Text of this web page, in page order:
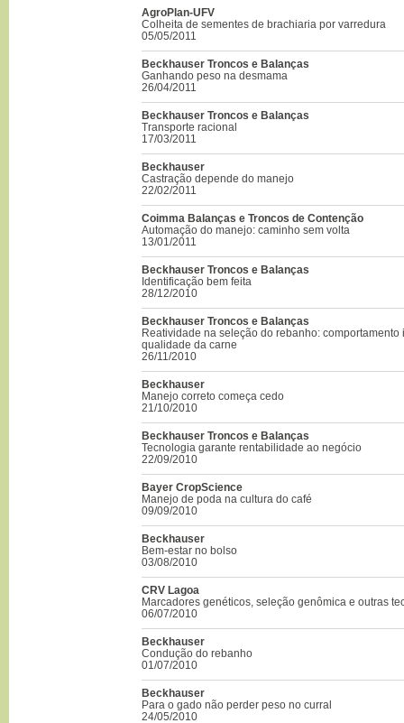
AgroPlan-UFV
Colheita de sementes de brachiaria por varredura
05/05/2011
Beckhauser Troncos e Balanças
Ganhando peso na desmama
26/04/2011
Beckhauser Troncos e Balanças
Transporte racional
17/03/2011
Beckhauser
Castração depende do manejo
22/02/2011
Coimma Balanças e Troncos de Contenção
Automação do manejo: caminho sem volta
13/01/2011
Beckhauser Troncos e Balanças
Identificação bem feita
28/12/2010
Beckhauser Troncos e Balanças
Reatividade na seleção do rebanho:
qualidade da carne
26/11/2010
Beckhauser
Manejo correto começa cedo
21/10/2010
Beckhauser Troncos e Balanças
Tecnologia garante rentabilidade ao negócio
22/09/2010
Bayer CropScience
Manejo de poda na cultura do café
09/09/2010
Beckhauser
Bem-estar no bolso
03/08/2010
CRV Lagoa
Marcadores genéticos, seleção genômica e outras
06/07/2010
Beckhauser
Condução do rebanho
01/07/2010
Beckhauser
Para o gado não perder peso no curral
24/05/2010